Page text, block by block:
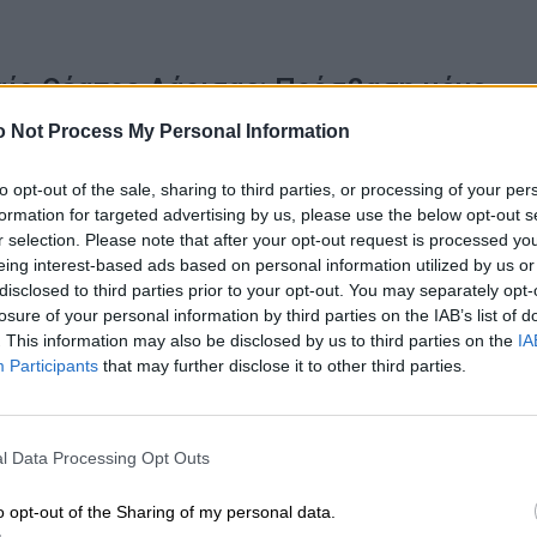
Not Process My Personal Information
opt-out of the sale, sharing to third parties, or processing of your
for targeted advertising by us, please use the below opt-out
selection. Please note that after your opt-out request is processed
interest-based ads based on personal information utilized by us
to third parties prior to your opt-out. You may separately
of your personal information by third parties on the IAB’s list of
This information may also be disclosed by us to third parties on the
Participants that may further disclose it to other third parties.
Data Processing Opt Outs
opt-out of the Sharing of my personal data.
Θέατρο Λάρισας: Πρόσβαση μόνο
13:28
το πραγματικό σκάνδαλο είναι η
τους